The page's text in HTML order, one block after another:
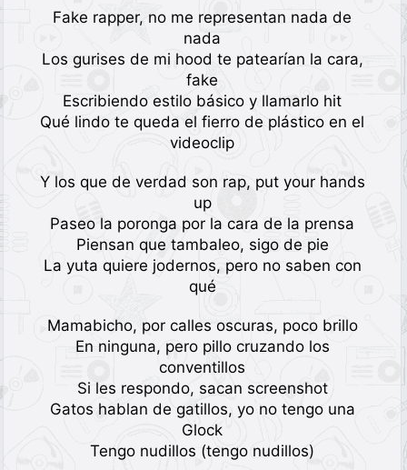
Fake rapper, no me representan nada de
nada
Los gurises de mi hood te patearían la cara,
fake
Escribiendo estilo básico y llamarlo hit
Qué lindo te queda el fierro de plástico en el
videoclip
Y los que de verdad son rap, put your hands
up
Paseo la poronga por la cara de la prensa
Piensan que tambaleo, sigo de pie
La yuta quiere jodernos, pero no saben con
qué
Mamabicho, por calles oscuras, poco brillo
En ninguna, pero pillo cruzando los
conventillos
Si les respondo, sacan screenshot
Gatos hablan de gatillos, yo no tengo una
Glock
Tengo nudillos (tengo nudillos)